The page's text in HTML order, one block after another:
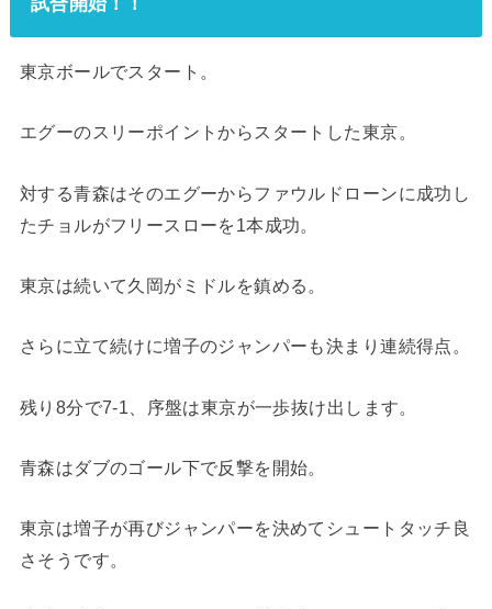
東京ボールでスタート。
エグーのスリーポイントからスタートした東京。
対する青森はそのエグーからファウルドローンに成功し
たチョルがフリースローを1本成功。
東京は続いて久岡がミドルを鎮める。
さらに立て続けに増子のジャンパーも決まり連続得点。
残り8分で7-1、序盤は東京が一歩抜け出します。
青森はダブのゴール下で反撃を開始。
東京は増子が再びジャンパーを決めてシュートタッチ良
さそうです。